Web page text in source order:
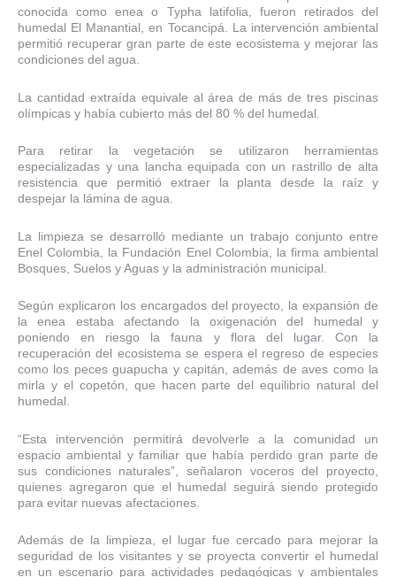
conocida como enea o Typha latifolia, fueron retirados del
humedal El Manantial, en Tocancipá. La intervención ambiental
permitió recuperar gran parte de este ecosistema y mejorar las
condiciones del agua.
La cantidad extraída equivale al área de más de tres piscinas
olímpicas y había cubierto más del 80 % del humedal.
Para retirar la vegetación se utilizaron herramientas
especializadas y una lancha equipada con un rastrillo de alta
resistencia que permitió extraer la planta desde la raíz y
despejar la lámina de agua.
La limpieza se desarrolló mediante un trabajo conjunto entre
Enel Colombia, la Fundación Enel Colombia, la firma ambiental
Bosques, Suelos y Aguas y la administración municipal.
Según explicaron los encargados del proyecto, la expansión de
la enea estaba afectando la oxigenación del humedal y
poniendo en riesgo la fauna y flora del lugar. Con la
recuperación del ecosistema se espera el regreso de especies
como los peces guapucha y capitán, además de aves como la
mirla y el copetón, que hacen parte del equilibrio natural del
humedal.
“Esta intervención permitirá devolverle a la comunidad un
espacio ambiental y familiar que había perdido gran parte de
sus condiciones naturales”, señalaron voceros del proyecto,
quienes agregaron que el humedal seguirá siendo protegido
para evitar nuevas afectaciones.
Además de la limpieza, el lugar fue cercado para mejorar la
seguridad de los visitantes y se proyecta convertir el humedal
en un escenario para actividades pedagógicas y ambientales